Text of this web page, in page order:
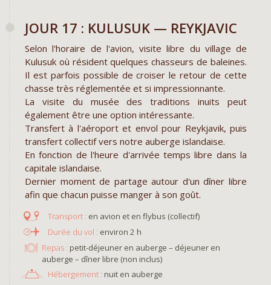
JOUR 17 : KULUSUK — REYKJAVIC
Selon l'horaire de l'avion, visite libre du village de
Kulusuk où résident quelques chasseurs de baleines.
Il est parfois possible de croiser le retour de cette
chasse très réglementée et si impressionnante.
La visite du musée des traditions inuits peut
également être une option intéressante.
Transfert à l'aéroport et envol pour Reykjavik, puis
transfert collectif vers notre auberge islandaise.
En fonction de l'heure d'arrivée temps libre dans la
capitale islandaise.
Dernier moment de partage autour d'un dîner libre
afin que chacun puisse manger à son goût.
en avion et en flybus (collectif)
environ 2 h
Repas : petit-déjeuner en auberge – déjeuner en
auberge – dîner libre (non inclus)
Hébergement : nuit en auberge